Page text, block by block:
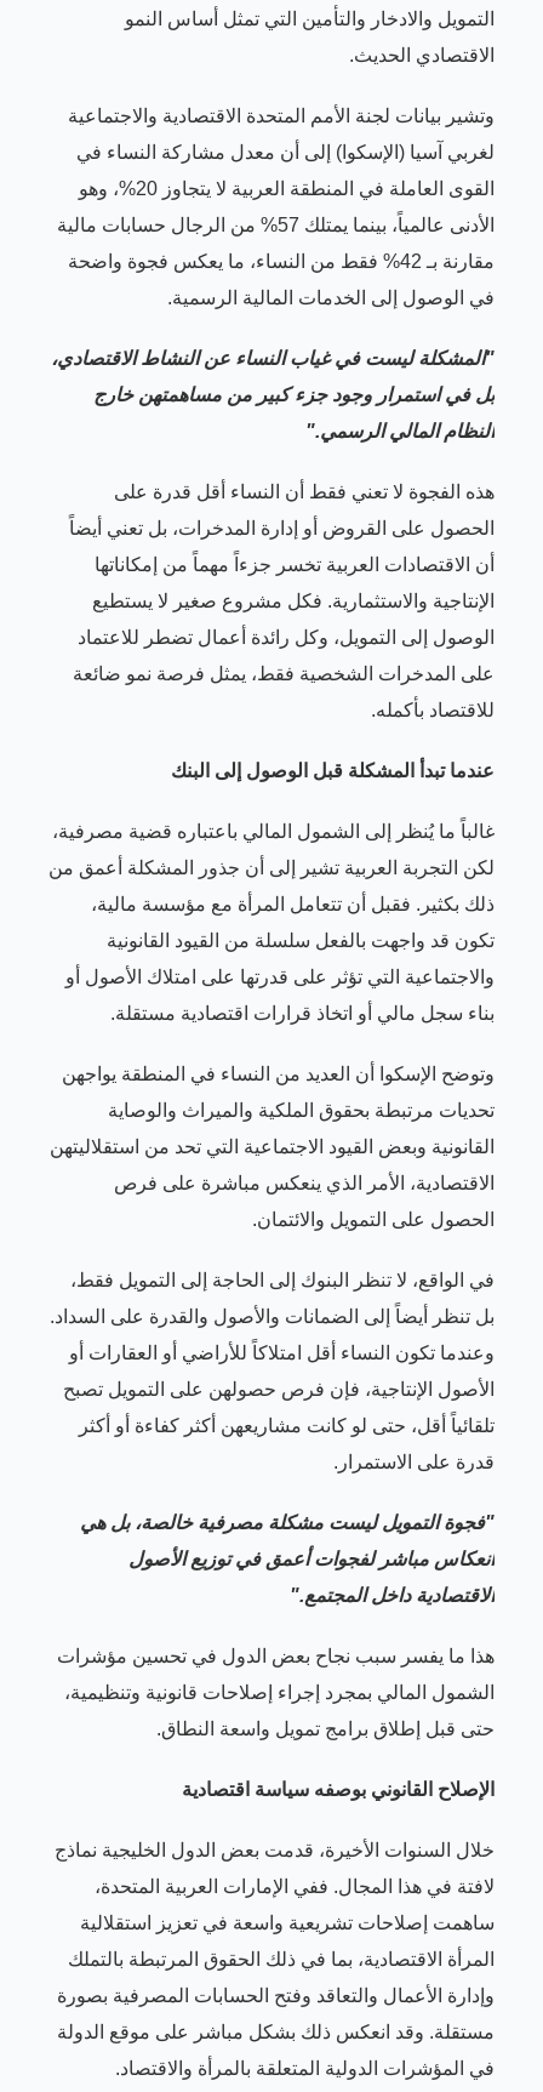
التمويل والادخار والتأمين التي تمثل أساس النمو
الاقتصادي الحديث.
وتشير بيانات لجنة الأمم المتحدة الاقتصادية والاجتماعية
لغربي آسيا (الإسكوا) إلى أن معدل مشاركة النساء في
القوى العاملة في المنطقة العربية لا يتجاوز 20%، وهو
الأدنى عالمياً، بينما يمتلك 57% من الرجال حسابات مالية
مقارنة بـ 42% فقط من النساء، ما يعكس فجوة واضحة
في الوصول إلى الخدمات المالية الرسمية.
"المشكلة ليست في غياب النساء عن النشاط الاقتصادي،
بل في استمرار وجود جزء كبير من مساهمتهن خارج
النظام المالي الرسمي."
هذه الفجوة لا تعني فقط أن النساء أقل قدرة على
الحصول على القروض أو إدارة المدخرات، بل تعني أيضاً
أن الاقتصادات العربية تخسر جزءاً مهماً من إمكاناتها
الإنتاجية والاستثمارية. فكل مشروع صغير لا يستطيع
الوصول إلى التمويل، وكل رائدة أعمال تضطر للاعتماد
على المدخرات الشخصية فقط، يمثل فرصة نمو ضائعة
للاقتصاد بأكمله.
عندما تبدأ المشكلة قبل الوصول إلى البنك
غالباً ما يُنظر إلى الشمول المالي باعتباره قضية مصرفية،
لكن التجربة العربية تشير إلى أن جذور المشكلة أعمق من
ذلك بكثير. فقبل أن تتعامل المرأة مع مؤسسة مالية،
تكون قد واجهت بالفعل سلسلة من القيود القانونية
والاجتماعية التي تؤثر على قدرتها على امتلاك الأصول أو
بناء سجل مالي أو اتخاذ قرارات اقتصادية مستقلة.
وتوضح الإسكوا أن العديد من النساء في المنطقة يواجهن
تحديات مرتبطة بحقوق الملكية والميراث والوصاية
القانونية وبعض القيود الاجتماعية التي تحد من استقلاليتهن
الاقتصادية، الأمر الذي ينعكس مباشرة على فرص
الحصول على التمويل والائتمان.
في الواقع، لا تنظر البنوك إلى الحاجة إلى التمويل فقط،
بل تنظر أيضاً إلى الضمانات والأصول والقدرة على السداد.
وعندما تكون النساء أقل امتلاكاً للأراضي أو العقارات أو
الأصول الإنتاجية، فإن فرص حصولهن على التمويل تصبح
تلقائياً أقل، حتى لو كانت مشاريعهن أكثر كفاءة أو أكثر
قدرة على الاستمرار.
"فجوة التمويل ليست مشكلة مصرفية خالصة، بل هي
انعكاس مباشر لفجوات أعمق في توزيع الأصول
الاقتصادية داخل المجتمع."
هذا ما يفسر سبب نجاح بعض الدول في تحسين مؤشرات
الشمول المالي بمجرد إجراء إصلاحات قانونية وتنظيمية،
حتى قبل إطلاق برامج تمويل واسعة النطاق.
الإصلاح القانوني بوصفه سياسة اقتصادية
خلال السنوات الأخيرة، قدمت بعض الدول الخليجية نماذج
لافتة في هذا المجال. ففي الإمارات العربية المتحدة،
ساهمت إصلاحات تشريعية واسعة في تعزيز استقلالية
المرأة الاقتصادية، بما في ذلك الحقوق المرتبطة بالتملك
وإدارة الأعمال والتعاقد وفتح الحسابات المصرفية بصورة
مستقلة. وقد انعكس ذلك بشكل مباشر على موقع الدولة
في المؤشرات الدولية المتعلقة بالمرأة والاقتصاد.